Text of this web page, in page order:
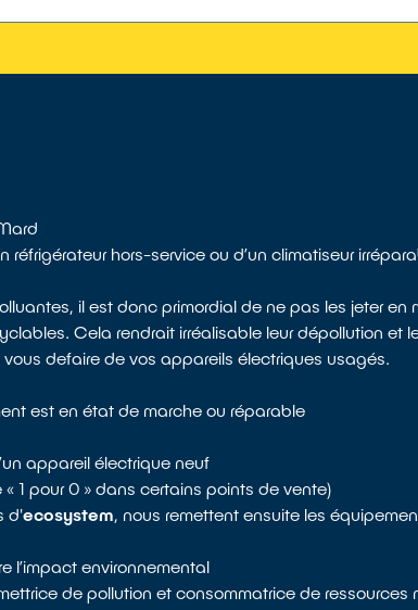
réfrigérateur hors-service ou d’un climatiseur
il est donc primordial de ne pas les jeter
Cela rendrait irréalisable leur dépollution et
defaire de vos appareils électriques usagés.
est en état de marche ou réparable
appareil électrique neuf
« 1 pour 0 » dans certains points de vente)
d'ecosystem, nous remettent ensuite les
l’impact environnemental
de pollution et consommatrice de ressources